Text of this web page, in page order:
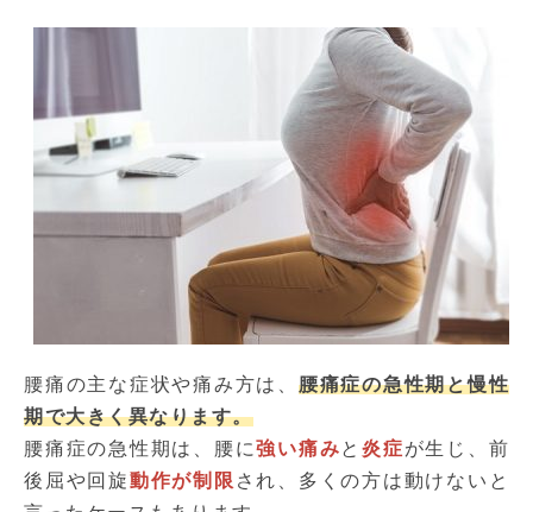
腰痛の主な症状や痛み方は、 腰痛症の急性期と慢性
期で大きく異なります。
腰痛症の急性期は、腰に強い痛みと 炎症が生じ、前
後屈や回旋動作が制限 され、多くの方は動けないと